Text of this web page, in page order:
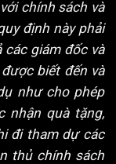
chính sách và
định này phải
giám đốc và
biết đến và
như cho phép
nhận quà tặng,
đi tham dự các
thủ chính sách